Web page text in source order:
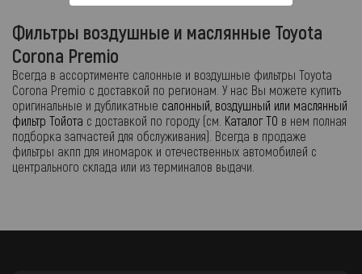
Фильтры воздушные и маслянные Toyota
Corona Premio
Всегда в ассортименте салонные и воздушные фильтры Toyota
Corona Premio с доставкой по регионам. У нас Вы можете купить
оригинальные и дубликатные салонный, воздушный или маслянный
фильтр Тойота с доставкой по городу (см. Каталог ТО в нем полная
подборка запчастей для обслуживания). Всегда в продаже
фильтры акпп для иномарок и отечественных автомобилей с
центрального склада или из терминалов выдачи.